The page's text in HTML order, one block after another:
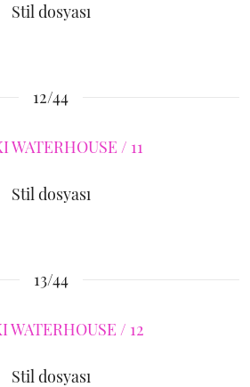
Stil dosyası
12/44
Stil dosyası
13/44
Stil dosyası